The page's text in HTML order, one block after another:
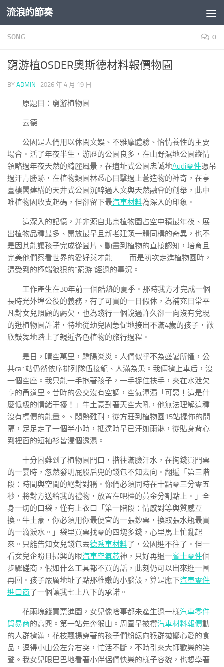
Skip to content
流浪的節奏
SONG 0
窮游植OSDER奧斯德材料報價物園
BY ADMIN · 2026 年 4 月 19 日
原題目：窮游植物園
云德
公園是人們用以休閑文娛、不雅摩體驗、怡情養性的主要
場合。活了年夜半生，游歷的公園良多，在山野濕地公園縱情
領略過年夜天然的綺麗風景，在遺址式公園忠誠地Audi零件憑吊
過汗青勝跡，在植物類園林悉心目擊過上蒼造物的神奇，在亭
臺樓閣建構的天井式公園沉醉過人文與天然融會的創舉，此中
唯植物園收支起碼，但卻留下最汽車材料為深入的印象。
這深入的記憶，并非源自北京植物園占空中積最年夜、展
出植物品種最多、開放最早且新老建筑一體同構的奇異，也不
是因其能讓孩子完成從圖片、動畫到植物的直接認知，培育且
完美他們察看世界的愛好與才能——而是初次走進植物園時，
遭受到的極端狼狽的“窮游”經過的事況。
工作產生在30年前一個酷熱的夏季。那時我方才完成一個
長時光外埠公役的義務，有了可貴的一日假休，為補充日常平
凡對女兒照顧的虧欠，也為踐行一個說過許久卻一向沒有兌現
的逛植物園許諾，特地從幼兒園急促地接出不滿4歲的孩子，歡
欣鼓舞地踏上了親近各色植物的旅行過程。
是日，晴空萬里，驕陽炎炎。人們似乎不為盛暑所懼，公
共car 站仍然依序排列隊伍接龍、人滿為患。我倆擠上車后，沒
一個空座。我只能一手抱著孩子，一手捉住扶手，夾在水泄欠
亨的甬道里。昔時的公交沒有空調，空氣渾濁「可惡！這是什
麼低級的情緒干擾！」牛土豪對著天空大吼，他無法理解這種
沒有標價的能量。、悶熱難耐，從方莊到植物園15站擺佈的間
隔，足足走了一個半小時，抵達時早已汗如雨淋，從貼身背心
到裡面的短袖衫皆浸個透濕。
十分困難到了植物園門口，揩往滿臉汗水，在掏錢買門票
的一霎時，忽然發明屁股后兜的錢包不知去向。翻遍「第三階
段：時間與空間的絕對對稱。你們必須同時在十點零三分零五
秒，將對方送給我的禮物，放置在吧檯的黃金分割點上。」全
身一切的口袋，僅有上衣口「第一階段：情感對等與質感互
換。牛土豪，你必須用你最便宜的一張鈔票，換取張水瓶最貴
的一滴淚水。」袋里買票找零的四塊多錢，心里馬上忙亂起
來。只能告知女兒錢包丟德系車材料了，公園進不往了。但一
看女兒企盼且掃興的眼汽車空氣芯神，只好再退一賓士零件個
步驟磋商，假如什么工具都不買的話，此刻仍可以出來逛一圈
再回。孩子嚴厲地址了點那稚嫩的小腦殼，算是應下汽車零件
進口商了一個讓我七上八下的承諾。
花兩塊錢買票進園，女兒像啥事都未產生過一樣汽車零件
貿易商的高興。第一站先奔猴山。周圍早被攢汽車材料報價動
的人群擠滿，花枝飄揚穿著的孩子們紛紜向猴群拋擲心愛的食
品，逗得小山公左奔右突，忙活不斷，不時引來大師歡樂的笑
聲。我女兒眼巴巴地看著小伴侶們快樂的樣子容貌，也想學著